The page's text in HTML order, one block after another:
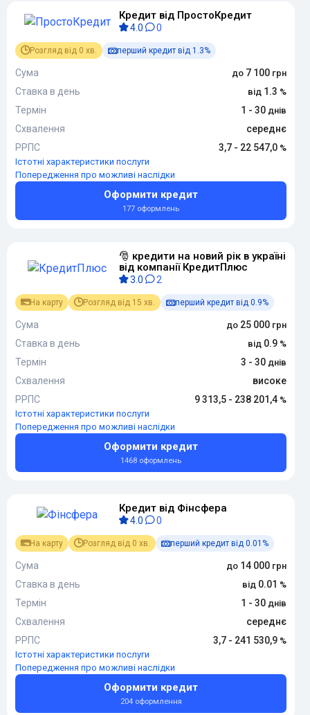
Кредит від ПростоКредит
4.0 0
Розгляд від 0 хв. перший кредит від 1.3%
Сума
7 100
Ставка в день
1.3
Термін
1 - 30
Схвалення
середнє
РРПС
3,7 - 22 547,0
Істотні характеристики послуги
Попередження про можливі наслідки
Оформити кредит
177 оформлень
🎅 кредити на новий рік в україні
від компанії КредитПлюс
3.0 2
На карту Розгляд від 15 хв. перший кредит від 0.9%
Сума
25 000
Ставка в день
0.9
Термін
3 - 30
Схвалення
високе
РРПС
9 313,5 - 238 201,4
Істотні характеристики послуги
Попередження про можливі наслідки
Оформити кредит
1468 оформлень
Кредит від Фінсфера
4.0 0
На карту Розгляд від 0 хв. перший кредит від 0.01%
Сума
14 000
Ставка в день
0.01
Термін
1 - 30
Схвалення
середнє
РРПС
3,7 - 241 530,9
Істотні характеристики послуги
Попередження про можливі наслідки
Оформити кредит
204 оформлення